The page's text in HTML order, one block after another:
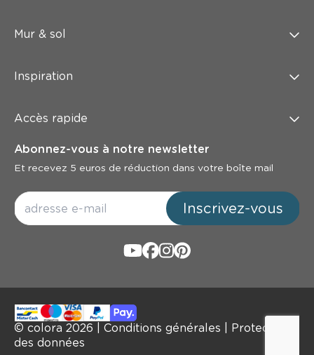
Mur & sol
Inspiration
Accès rapide
Abonnez-vous à notre newsletter
Et recevez 5 euros de réduction dans votre boîte mail
Inscrivez-vous
© colora 2026 Conditions générales
Protection
des données